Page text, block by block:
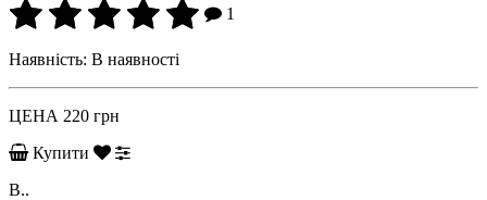
1
Наявність: В наявності
ЦЕНА 220 грн
Купити
B..